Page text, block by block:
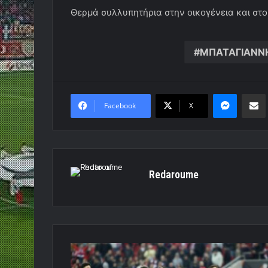
Θερμά συλλυπητήρια στην οικογένεια και
Facebook X
Redaroume
Στοίχημα:
Η